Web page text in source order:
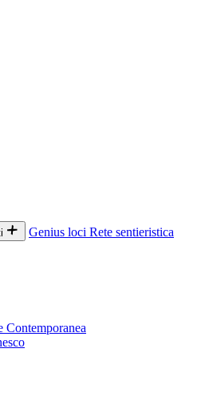
Genius loci Rete sentieristica
Contemporanea